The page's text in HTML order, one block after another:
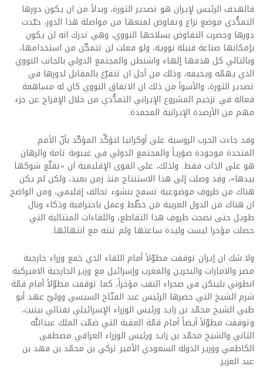
فالهدف الرئيس لإيران هو تصدير الثورة، وبدلاً من ان يكون دورها
التمدُّدي موضع نزاع وتفاوض لمنعها من مواصلة هذا الدور، حيّدت
دورها وحصرت التفاوض بسلاحها النووي، وهي تدرك انه لن يكون
بإمكانها صناعة قنبلة نووية، ولو فعلت لن تتمكّن من استخدامها،
وبالتالي كل هدفها إلهاء واشنطن والمجتمع الدولي بالجانب النووي
الذي يهمّه ويخيفه، وذلك من أجل ان تتفرّغ بالمقابل لدورها في
تصدير الثورة، والأسوأ من ذلك ان الاتفاق النووي كان له مساهمة
فعالة في تزخيم المشروع الإيراني التمدُّدي من خلال الإفراج عن جزء
مهم من الأرصدة الإيرانية المجمدة.
وقد جاءت الحرب الروسية على أوكرانيا لتؤكِّد المؤكّد بأنّ الأمم
المتحدة موجودة صوَرياً والمجتمع الدولي في غيبوبة تامة والرهان
هو على الذات فقط. ولذلك، على القوى الإقليمية ان «تقلّع شوكها
بيدها»، وقد وصلت إلى هذا الاستنتاج منذ زمن بعيد، ولكن لم يكن
هناك من ظروف موضوعية تسمح بنشوء تحالف إقليمي، ومن الواضح
ان هناك من الدول العربية مَن خطّط وعمل باحترافية وذكاء وبال
طويل حتى نضجت ظروف هذا التقاطع، واللقاءات المتتالية التي
حصلت مؤخرا ليست وليدة ساعتها ولم تنته مع انتهائها.
ولا شك ان إيران توقفت مطوّلاً أمام اللقاء الذي جَمع وزراء خارجية
مصر والامارات والبحرين والمغرب وإسرائيل مع وزير الخارجية الاميركية
انطوني بلينكن في صحراء النقب مؤخراً، كما توقفت مطوّلاً أمام قمّة
شرم الشيخ التي حضرها الرئيس عبد الفتّاح السيسي ووليّ عهد أبو
ظبي الشيخ محمّد بن زايد ورئيس الوزراء الإسرائيلي نفتالي بينيت،
وتوقفت مطوّلاً أيضاً أمام قمّة العقبة التي ضمّت الملك عبدالله
الثاني والشيخ محمّد بن زايد ورئيس الوزراء العراقي مصطفى
الكاظمي ووزير الدولة السعودي الأمير تركي بن محمّد بن فهد بن
عبد العزيز.